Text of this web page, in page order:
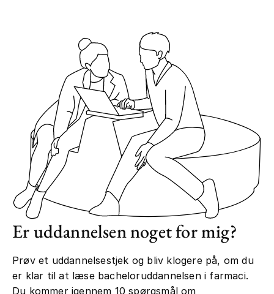
Er uddannelsen noget for mig?
Prøv et uddannelsestjek og bliv klogere på, om du
er klar til at læse bacheloruddannelsen i farmaci.
Du kommer igennem 10 spørgsmål om